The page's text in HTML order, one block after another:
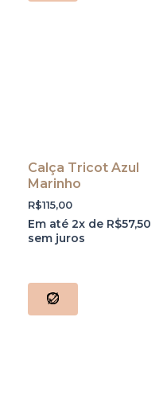
Calça Tricot Azul
Marinho
R$115,00
Em até 2x de R$57,50
sem juros